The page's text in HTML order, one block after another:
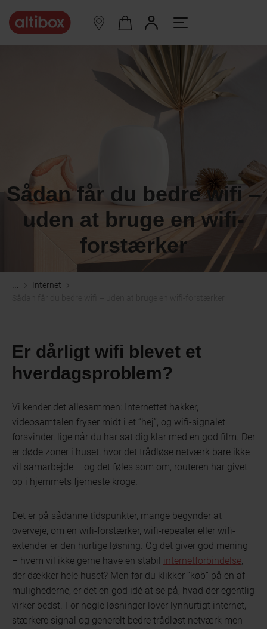
Sådan får du bedre wifi –
uden at bruge en wifi-
forstærker
...
Internet
Er dårligt wifi blevet et
hverdagsproblem?
Vi kender det allesammen: Internettet hakker,
videosamtalen fryser midt i et “hej”, og wifi-signalet
forsvinder, lige når du har sat dig klar med en god film. Der
er døde zoner i huset, hvor det trådløse netværk bare ikke
vil samarbejde – og det føles som om, routeren har givet
op i hjemmets fjerneste kroge.
Det er på sådanne tidspunkter, mange begynder at
overveje, om en wifi-forstærker, wifi-repeater eller wifi-
extender er den hurtige løsning. Og det giver god mening
– hvem vil ikke gerne have en stabil internetforbindelse,
der dækker hele huset? Men før du klikker “køb” på en af
mulighederne, er det en god idé at se på, hvad der egentlig
virker bedst. For nogle løsninger lover lynhurtigt internet,
stærkere signal og generelt bedre trådløst netværk men